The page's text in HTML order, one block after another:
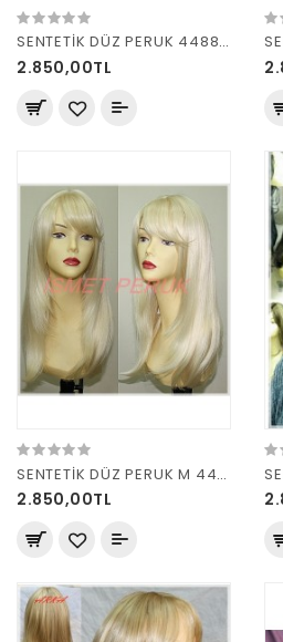
SENTETİK DÜZ PERUK 4488 R 26C
2.850,00TL
SENTETİK DÜZ PERUK M 4488 AÇIK SARI
2.850,00TL